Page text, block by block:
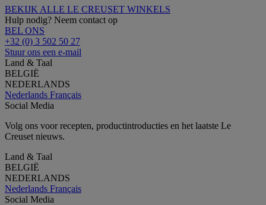
BEKIJK ALLE LE CREUSET WINKELS
Hulp nodig? Neem contact op
BEL ONS
+32 (0) 3 502 50 27
Stuur ons een e-mail
Land & Taal
BELGIË
NEDERLANDS
Nederlands Français
Social Media
Volg ons voor recepten, productintroducties en het laatste Le
Creuset nieuws.
Land & Taal
BELGIË
NEDERLANDS
Nederlands Français
Social Media